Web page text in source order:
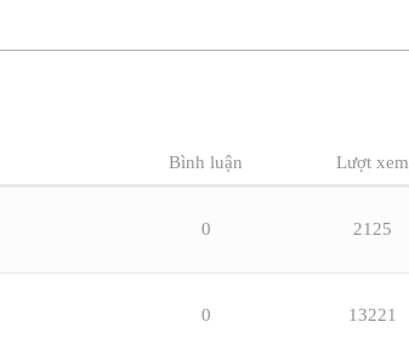
Bình luận Lượt xem
0 2125
0 13221